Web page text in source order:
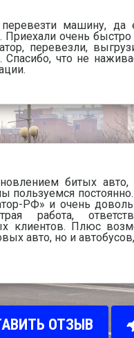
машину,
очень
перевезли,
что не
битых авто,
пользуемся
РФ» и очень
работа,
клиентов. Плюс
авто, но и
ОТЗЫВ